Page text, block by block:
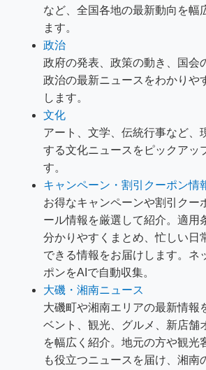
など、全国各地の最新動向を幅
ます。
政治
政府の発表、政策の動き、国会
政治の最新ニュースをわかりや
します。
文化
アート、文学、伝統行事など、
する文化ニュースをピックアッ
す。
キャンペーン・割引クーポン情
お得なキャンペーンや割引クー
ール情報を厳選して紹介。適用
分かりやすくまとめ、忙しい日
できる情報をお届けします。ネ
ポンをAIで自動収集。
大磯・湘南ニュース
大磯町や湘南エリアの最新情報
ベント、観光、グルメ、新店舗
を幅広く紹介。地元の方や観光
も役立つニュースを届け、湘南